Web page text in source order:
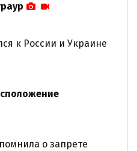
к России и Украине
о запрете